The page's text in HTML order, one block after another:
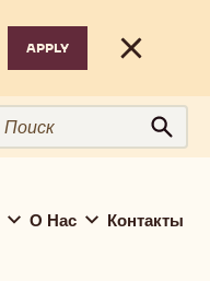
Close
Поиск
Поиск
О Нас Контакты